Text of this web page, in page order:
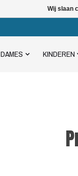
DAMES KINDEREN
Wij slaan